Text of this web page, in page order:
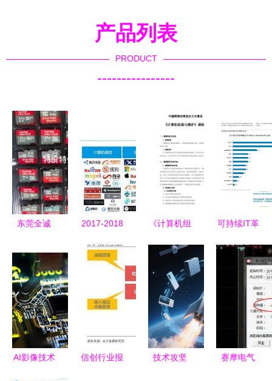
产品列表
PRODUCT
----------------
东莞全诚
储与安全，
引领通信技
术创新
2017-2018
产业链分析
设备与计算
机软硬件的
《计算机组
课程标准
软硬件结合
的系统化教
学实施方案
可持续IT革
色通信技术
的时机已到
AI影像技术
信创行业报
技术攻坚
赛摩电气